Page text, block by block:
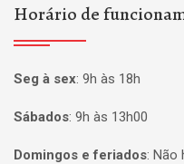
Horário de
Seg à sex: 9h às 18h
Sábados: 9h às 13h00
Domingos e feriados: Não